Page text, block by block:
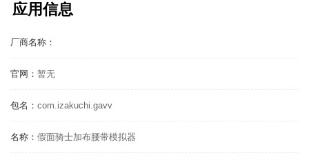
应用信息
厂商名称：
官网： 暂无
包名： com.izakuchi.gavv
名称： 假面骑士加布腰带模拟器